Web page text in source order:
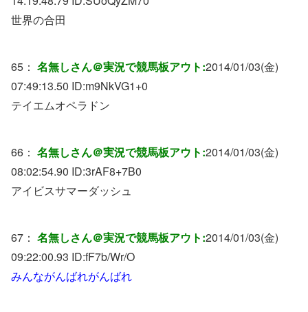
世界の合田
65： 名無しさん＠実況で競馬板アウト:2014/01/03(金)
07:49:13.50 ID:m9NkVG1+0
テイエムオペラドン
66： 名無しさん＠実況で競馬板アウト:2014/01/03(金)
08:02:54.90 ID:3rAF8+7B0
アイビスサマーダッシュ
67： 名無しさん＠実況で競馬板アウト:2014/01/03(金)
09:22:00.93 ID:fF7b/Wr/O
みんながんばれがんばれ